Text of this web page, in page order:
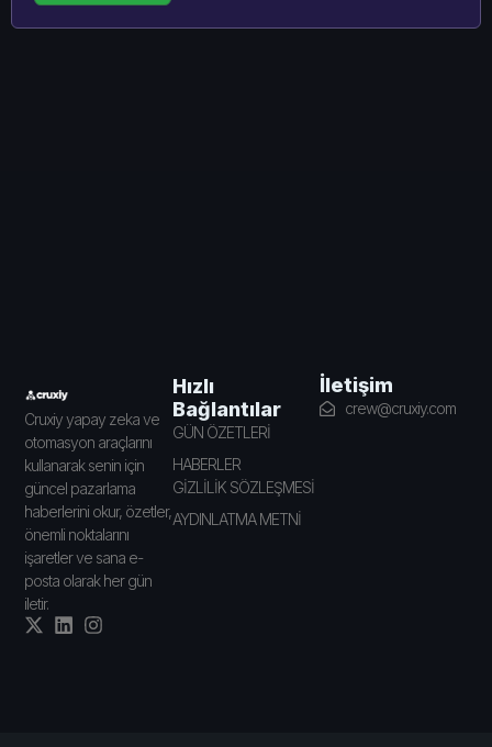
Cruxiy yapay zeka ve
otomasyon araçlarını
kullanarak senin için
güncel pazarlama
haberlerini okur, özetler,
önemli noktalarını
işaretler ve sana e-
posta olarak her gün
iletir.
Hızlı
Bağlantılar
GÜN ÖZETLERİ
HABERLER
GİZLİLİK SÖZLEŞMESİ
AYDINLATMA METNİ
İletişim
crew@cruxiy.com